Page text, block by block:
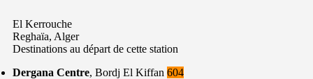
El Kerrouche
Reghaïa, Alger
Destinations au départ de cette station
Dergana Centre, Bordj El Kiffan 604